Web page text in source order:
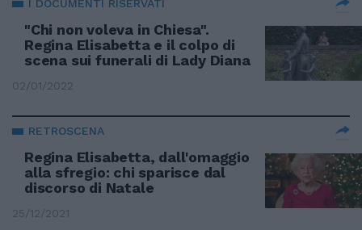
I DOCUMENTI RISERVATI
"Chi non voleva in Chiesa".
Regina Elisabetta e il colpo di
scena sui funerali di Lady Diana
02/01/2022
RETROSCENA
Regina Elisabetta, dall'omaggio
alla sfregio: chi sparisce dal
discorso di Natale
25/12/2021